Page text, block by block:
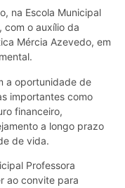
na Escola Municipal
com o auxílio da
Mércia Azevedo, em
a oportunidade de
importantes como
financeiro,
a longo prazo
de vida.
Professora
ao convite para